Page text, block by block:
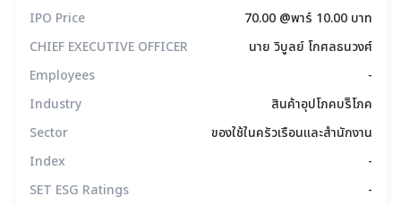
IPO Price
70.00 @พาร์ 10.00 บาท
CHIEF EXECUTIVE OFFICER
นาย วิบูลย์ โกศลธนวงศ์
Employees
-
Industry
สินค้าอุปโภคบริิโภค
Sector
ของใช้ในครัวเรือนและสำนักงาน
Index
-
SET ESG Ratings
-